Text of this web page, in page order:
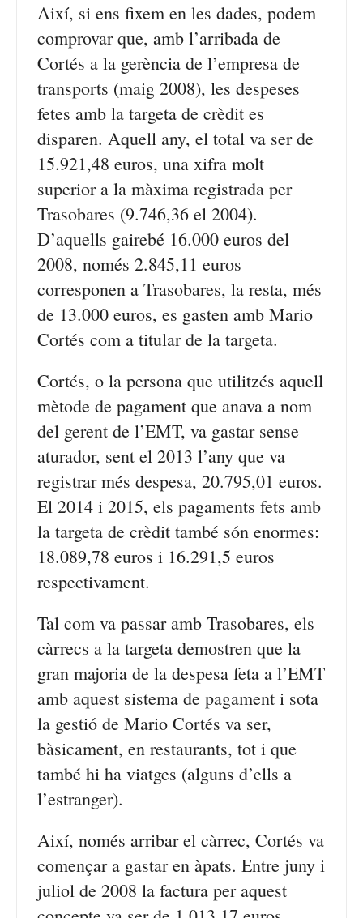
Així, si ens fixem en les dades, podem
comprovar que, amb l’arribada de
Cortés a la gerència de l’empresa de
transports (maig 2008), les despeses
fetes amb la targeta de crèdit es
disparen. Aquell any, el total va ser de
15.921,48 euros, una xifra molt
superior a la màxima registrada per
Trasobares (9.746,36 el 2004).
D’aquells gairebé 16.000 euros del
2008, només 2.845,11 euros
corresponen a Trasobares, la resta, més
de 13.000 euros, es gasten amb Mario
Cortés com a titular de la targeta.
Cortés, o la persona que utilitzés aquell
mètode de pagament que anava a nom
del gerent de l’EMT, va gastar sense
aturador, sent el 2013 l’any que va
registrar més despesa, 20.795,01 euros.
El 2014 i 2015, els pagaments fets amb
la targeta de crèdit també són enormes:
18.089,78 euros i 16.291,5 euros
respectivament.
Tal com va passar amb Trasobares, els
càrrecs a la targeta demostren que la
gran majoria de la despesa feta a l’EMT
amb aquest sistema de pagament i sota
la gestió de Mario Cortés va ser,
bàsicament, en restaurants, tot i que
també hi ha viatges (alguns d’ells a
l’estranger).
Així, només arribar el càrrec, Cortés va
començar a gastar en àpats. Entre juny i
juliol de 2008 la factura per aquest